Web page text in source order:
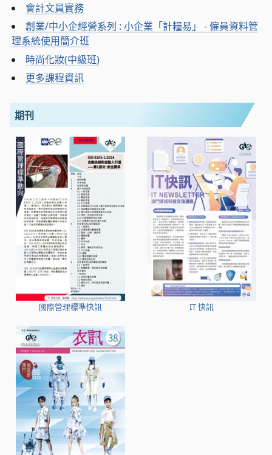
會計文員實務
創業/中小企經營系列 : 小企業「計糧易」 - 僱員資料管
理系統使用簡介班
時尚化妝(中級班)
更多課程資訊
期刊
國際管理標準快訊 IT 快訊